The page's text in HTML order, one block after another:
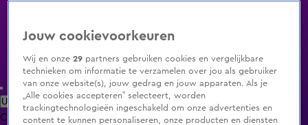
Uitzending Gemist Populaire programma's Zenders Genres
ClipsFilmsRadioSmart TV inlogShop
Jouw cookievoorkeuren
Wij en onze29 partners gebruiken cookies en vergelijkbare
technieken om informatie te verzamelen over jou als gebruiker
van onze website(s), jouw gedrag en jouw apparaten. Als je
„Alle cookies accepteren” selecteert, worden
trackingtechnologieën ingeschakeld om onze advertenties en
content te kunnen personaliseren, onze producten en diensten